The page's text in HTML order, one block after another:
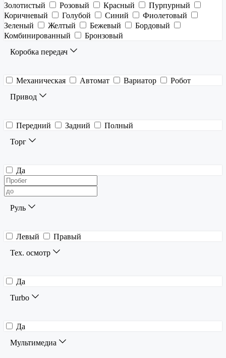
Золотистый
Розовый Красный
Пурпурный
Коричневый
Голубой Синий
Фиолетовый
Зеленый
Желтый Бежевый
Бордовый
Комбинированный
Бронзовый
Коробка передач
Механическая Автомат Вариатор
Робот
Привод
Передний Задний
Полный
Торг
Да
Руль
Левый
Правый
Тех. осмотр
Да
Turbo
Да
Мультимедиа